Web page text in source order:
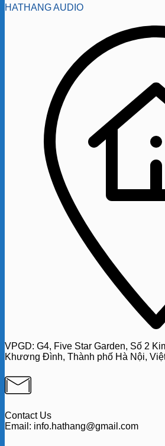
HATHANG AUDIO
VPGD: G4, Five Star Garden, Số 2
Khương Đình, Thành phố Hà Nội,
Contact Us
Email: info.hathang@gmail.com